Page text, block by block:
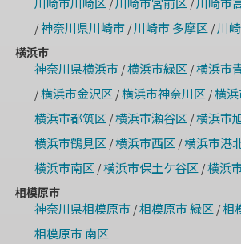
/神奈川県川崎市/ 川崎市 多摩区 / 川
横浜市
神奈川県横浜市/横浜市緑区 /横浜市
/横浜市金沢区 /横浜市神奈川区 /横
横浜市都筑区 /横浜市瀬谷区 /横浜市
横浜市鶴見区 /横浜市西区 /横浜市港
横浜市南区 /横浜市保土ケ谷区 /横浜
相模原市
神奈川県相模原市/相模原市 緑区 /相
相模原市 南区